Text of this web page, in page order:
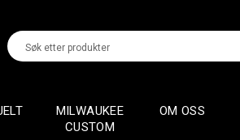
MILWAUKEE
CUSTOM
OM OSS